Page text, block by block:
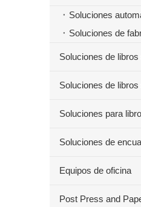
Soluciones de
Soluciones para
Equipos de oficina